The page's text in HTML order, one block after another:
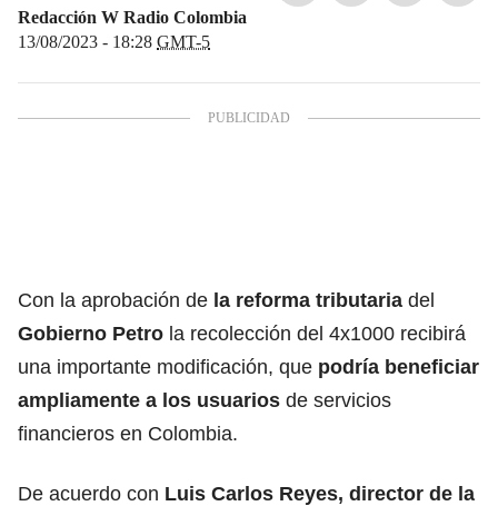
Redacción W Radio Colombia
13/08/2023 - 18:28 GMT-5
Con la aprobación de la reforma tributaria del
Gobierno Petro la recolección del 4x1000 recibirá
una importante modificación, que podría beneficiar
ampliamente a los usuarios de servicios
financieros en Colombia.
De acuerdo con Luis Carlos Reyes, director de la